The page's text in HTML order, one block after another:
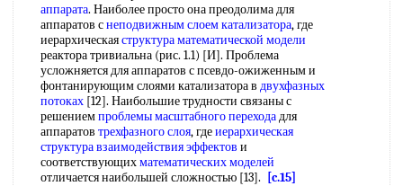
аппарата. Наиболее просто она преодолима для
аппаратов снеподвижным слоем катализатора, где
иерархическаяструктура математической модели
реактора тривиальна (рис. 1.1) [И]. Проблема
усложняется для аппаратов с псевдо-ожиженным и
фонтанирующим слоями катализатора в двухфазных
потоках [12]. Наибольшие трудности связаны с
решениемпроблемы масштабного переходадля
аппаратов трехфазного слоя, гдеиерархическая
структуравзаимодействия эффектов и
соответствующихматематических моделей
отличается наибольшей сложностью [13].
[c.15]